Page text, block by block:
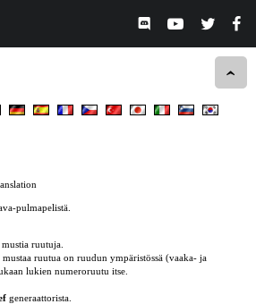
pulmapelistä.
ruutuja.
ruutua on ruudun ympäristössä (vaaka- ja
lukien numeroruutu itse.
generaattorista.